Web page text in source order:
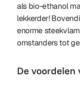
als bio-ethanol
lekkerder!
enorme
omstanders tot
De voordelen